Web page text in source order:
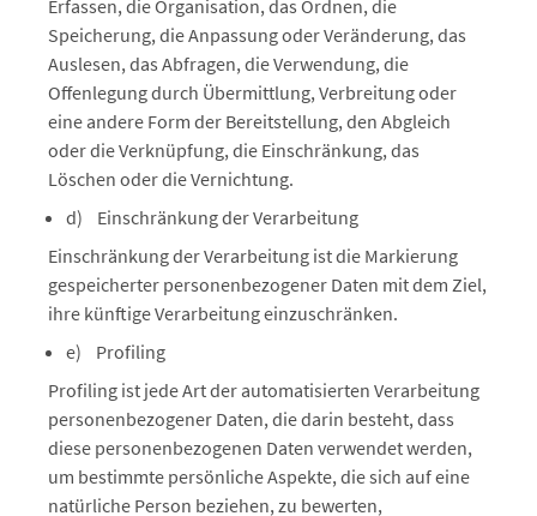
Erfassen, die Organisation, das Ordnen, die
Speicherung, die Anpassung oder Veränderung, das
Auslesen, das Abfragen, die Verwendung, die
Offenlegung durch Übermittlung, Verbreitung oder
eine andere Form der Bereitstellung, den Abgleich
oder die Verknüpfung, die Einschränkung, das
Löschen oder die Vernichtung.
d) Einschränkung der Verarbeitung
Einschränkung der Verarbeitung ist die Markierung
gespeicherter personenbezogener Daten mit dem Ziel,
ihre künftige Verarbeitung einzuschränken.
e) Profiling
Profiling ist jede Art der automatisierten Verarbeitung
personenbezogener Daten, die darin besteht, dass
diese personenbezogenen Daten verwendet werden,
um bestimmte persönliche Aspekte, die sich auf eine
natürliche Person beziehen, zu bewerten,